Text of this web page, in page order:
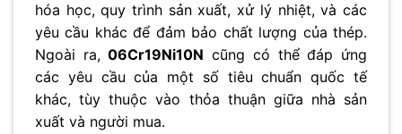
hóa học, quy trình sản xuất, xử lý nhiệt, và các
yêu cầu khác để đảm bảo chất lượng của thép.
Ngoài ra,06Cr19Ni10N cũng có thể đáp ứng
các yêu cầu của một số tiêu chuẩn quốc tế
khác, tùy thuộc vào thỏa thuận giữa nhà sản
xuất và người mua.